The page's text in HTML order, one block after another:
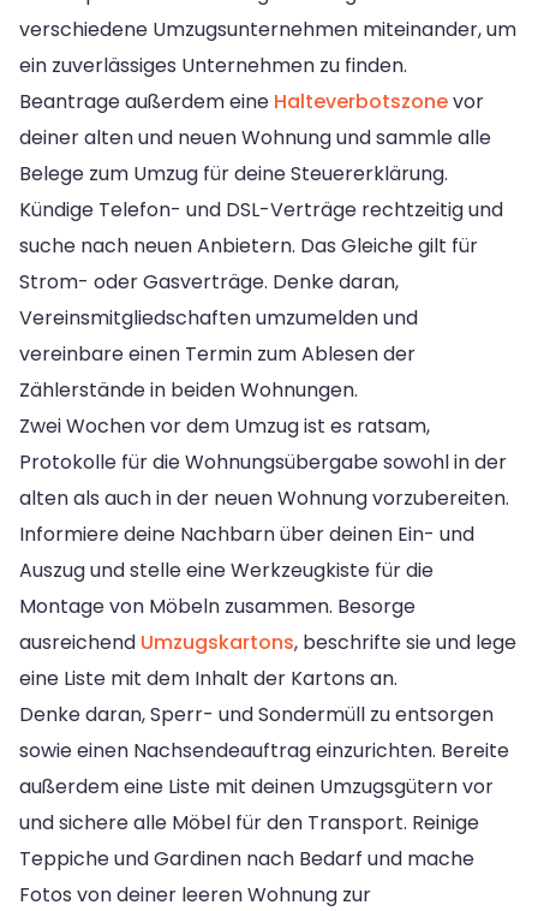
verschiedene Umzugsunternehmen miteinander, um
ein zuverlässiges Unternehmen zu finden.
Beantrage außerdem eine Halteverbotszonevor
deiner alten und neuen Wohnung und sammle alle
Belege zum Umzug für deine Steuererklärung.
Kündige Telefon- und DSL-Verträge rechtzeitig und
suche nach neuen Anbietern. Das Gleiche gilt für
Strom- oder Gasverträge. Denke daran,
Vereinsmitgliedschaften umzumelden und
vereinbare einen Termin zum Ablesen der
Zählerstände in beiden Wohnungen.
Zwei Wochen vor dem Umzug ist es ratsam,
Protokolle für die Wohnungsübergabe sowohl in der
alten als auch in der neuen Wohnung vorzubereiten.
Informiere deine Nachbarn über deinen Ein- und
Auszug und stelle eine Werkzeugkiste für die
Montage von Möbeln zusammen. Besorge
ausreichend Umzugskartons, beschrifte sie und lege
eine Liste mit dem Inhalt der Kartons an.
Denke daran, Sperr- und Sondermüll zu entsorgen
sowie einen Nachsendeauftrag einzurichten. Bereite
außerdem eine Liste mit deinen Umzugsgütern vor
und sichere alle Möbel für den Transport. Reinige
Teppiche und Gardinen nach Bedarf und mache
Fotos von deiner leeren Wohnung zur